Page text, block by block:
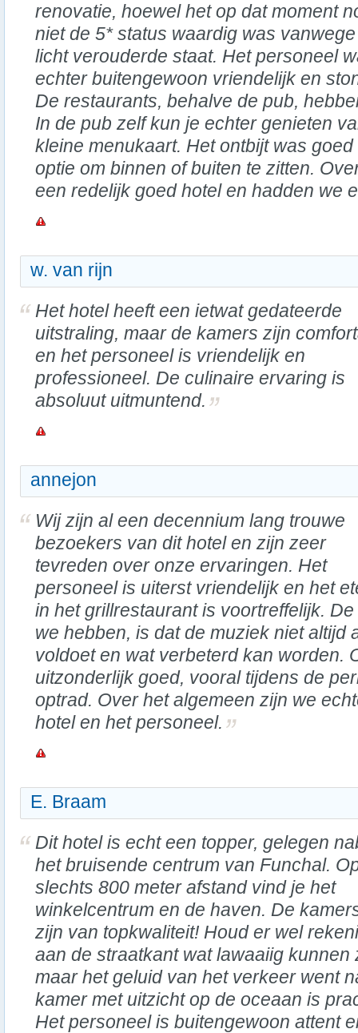
renovatie, hoewel het op dat moment
niet de 5* status waardig was
licht verouderde staat. Het personeel
echter buitengewoon vriendelijk en
De restaurants, behalve de pub,
In de pub zelf kun je echter genieten
kleine menukaart. Het ontbijt was
optie om binnen of buiten te zitten.
een redelijk goed hotel en hadden we
w. van rijn
Het hotel heeft een ietwat gedateerde
uitstraling, maar de kamers zijn
en het personeel is vriendelijk en
professioneel. De culinaire ervaring is
absoluut uitmuntend.
annejon
Wij zijn al een decennium lang trouwe
bezoekers van dit hotel en zijn zeer
tevreden over onze ervaringen. Het
personeel is uiterst vriendelijk en het
in het grillrestaurant is voortreffelijk.
we hebben, is dat de muziek niet altijd
voldoet en wat verbeterd kan worden.
uitzonderlijk goed, vooral tijdens de
optrad. Over het algemeen zijn we
hotel en het personeel.
E. Braam
Dit hotel is echt een topper, gelegen
het bruisende centrum van Funchal.
slechts 800 meter afstand vind je het
winkelcentrum en de haven. De
zijn van topkwaliteit! Houd er wel
aan de straatkant wat lawaaiig
maar het geluid van het verkeer went
kamer met uitzicht op de oceaan is
Het personeel is buitengewoon attent